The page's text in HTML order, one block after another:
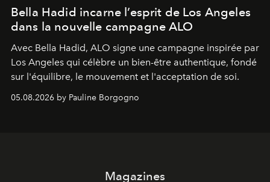
Bella Hadid incarne l’esprit de Los Angeles
dans la nouvelle campagne ALO
Avec Bella Hadid, ALO signe une campagne inspirée par
Los Angeles qui célèbre un bien-être authentique, fondé
sur l'équilibre, le mouvement et l'acceptation de soi.
05.08.2026 by Pauline Borgogno
Magazines